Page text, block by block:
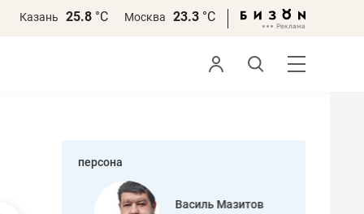
Казань 25.8 °С Москва 23.3 °С
персона
Василь Мазитов